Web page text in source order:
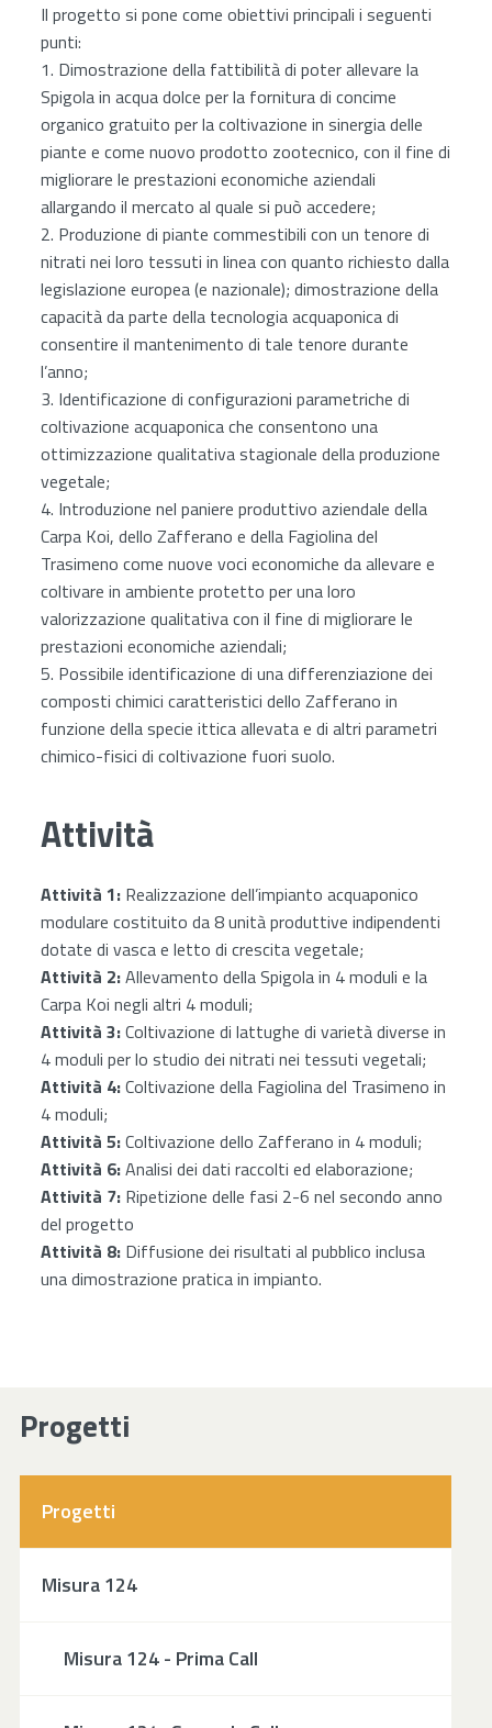
Il progetto si pone come obiettivi principali i seguenti
punti:
1. Dimostrazione della fattibilità di poter allevare la
Spigola in acqua dolce per la fornitura di concime
organico gratuito per la coltivazione in sinergia delle
piante e come nuovo prodotto zootecnico, con il fine di
migliorare le prestazioni economiche aziendali
allargando il mercato al quale si può accedere;
2. Produzione di piante commestibili con un tenore di
nitrati nei loro tessuti in linea con quanto richiesto dalla
legislazione europea (e nazionale); dimostrazione della
capacità da parte della tecnologia acquaponica di
consentire il mantenimento di tale tenore durante
l’anno;
3. Identificazione di configurazioni parametriche di
coltivazione acquaponica che consentono una
ottimizzazione qualitativa stagionale della produzione
vegetale;
4. Introduzione nel paniere produttivo aziendale della
Carpa Koi, dello Zafferano e della Fagiolina del
Trasimeno come nuove voci economiche da allevare e
coltivare in ambiente protetto per una loro
valorizzazione qualitativa con il fine di migliorare le
prestazioni economiche aziendali;
5. Possibile identificazione di una differenziazione dei
composti chimici caratteristici dello Zafferano in
funzione della specie ittica allevata e di altri parametri
chimico-fisici di coltivazione fuori suolo.
Attività
Attività 1: Realizzazione dell’impianto acquaponico
modulare costituito da 8 unità produttive indipendenti
dotate di vasca e letto di crescita vegetale;
Attività 2:Allevamento della Spigola in 4 moduli e la
Carpa Koi negli altri 4 moduli;
Attività 3:Coltivazione di lattughe di varietà diverse in
4 moduli per lo studio dei nitrati nei tessuti vegetali;
Attività 4:Coltivazione della Fagiolina del Trasimeno in
4 moduli;
Attività 5:Coltivazione dello Zafferano in 4 moduli;
Attività 6:Analisi dei dati raccolti ed elaborazione;
Attività 7: Ripetizione delle fasi 2-6 nel secondo anno
del progetto
Attività 8: Diffusione dei risultati al pubblico inclusa
una dimostrazione pratica in impianto.
Progetti
Progetti
Misura 124
Misura 124 - Prima Call